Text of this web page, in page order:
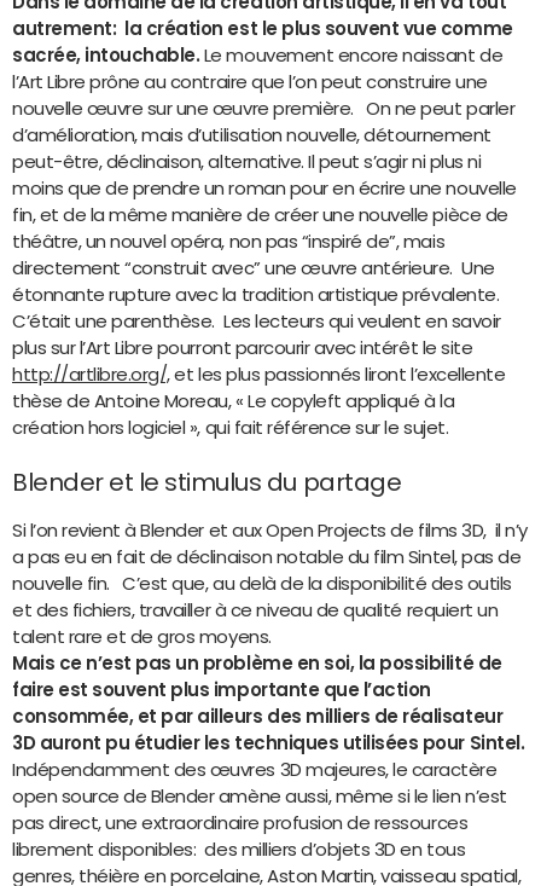
autrement: la création est le plus souvent vue comme
sacrée, intouchable. Le mouvement encore naissant de
l’Art Libre prône au contraire que l’on peut construire une
nouvelle œuvre sur une œuvre première. On ne peut parler
d’amélioration, mais d’utilisation nouvelle, détournement
peut-être, déclinaison, alternative. Il peut s’agir ni plus ni
moins que de prendre un roman pour en écrire une nouvelle
fin, et de la même manière de créer une nouvelle pièce de
théâtre, un nouvel opéra, non pas “inspiré de”, mais
directement “construit avec” une œuvre antérieure. Une
étonnante rupture avec la tradition artistique prévalente.
C’était une parenthèse. Les lecteurs qui veulent en savoir
plus sur l’Art Libre pourront parcourir avec intérêt le site
http://artlibre.org/,et les plus passionnés liront l’excellente
thèse de Antoine Moreau, « Le copyleft appliqué à la
création hors logiciel », qui fait référence sur le sujet.
Blender et le stimulus du partage
Si l’on revient à Blender et aux Open Projects de films 3D, il n’y
a pas eu en fait de déclinaison notable du film Sintel, pas de
nouvelle fin. C’est que, au delà de la disponibilité des outils
et des fichiers, travailler à ce niveau de qualité requiert un
talent rare et de gros moyens.
Mais ce n’est pas un problème en soi, la possibilité de
faire est souvent plus importante que l’action
consommée, et par ailleurs des milliers de réalisateur
3D auront pu étudier les techniques utilisées pour Sintel.
Indépendamment des œuvres 3D majeures, le caractère
open source de Blender amène aussi, même si le lien n’est
pas direct, une extraordinaire profusion de ressources
librement disponibles: des milliers d’objets 3D en tous
genres, théière en porcelaine, Aston Martin, vaisseau spatial,